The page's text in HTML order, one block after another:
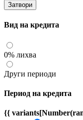
Затвори
Вид на кредита
0% лихва
Други периоди
Период на кредита
{{